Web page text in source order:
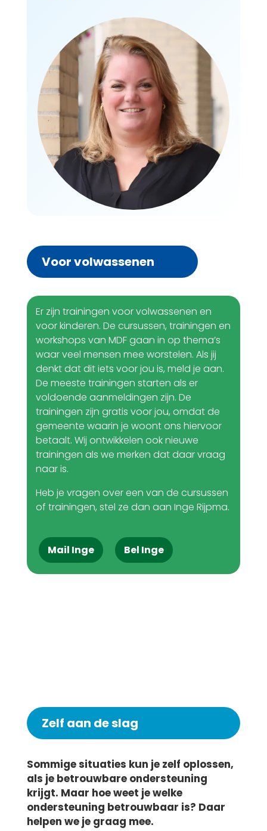
Voor volwassenen
Er zijn trainingen voor volwassenen en
voor kinderen. De cursussen, trainingen en
workshops van MDF gaan in op thema’s
waar veel mensen mee worstelen. Als jij
denkt dat dit iets voor jou is, meld je aan.
De meeste trainingen starten als er
voldoende aanmeldingen zijn. De
trainingen zijn gratis voor jou, omdat de
gemeente waarin je woont ons hiervoor
betaalt. Wij ontwikkelen ook nieuwe
trainingen als we merken dat daar vraag
naar is.
Heb je vragen over een van de cursussen
of trainingen, stel ze dan aan Inge Rijpma.
Mail Inge Bel Inge
Zelf aan de slag
Sommige situaties kun je zelf oplossen,
als je betrouwbare ondersteuning
krijgt. Maar hoe weet je welke
ondersteuning betrouwbaar is? Daar
helpen we je graag mee.